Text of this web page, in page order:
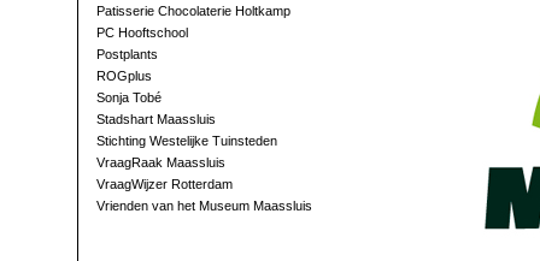
Patisserie Chocolaterie Holtkamp
PC Hooftschool
Postplants
ROGplus
Sonja Tobé
Stadshart Maassluis
Stichting Westelijke Tuinsteden
VraagRaak Maassluis
VraagWijzer Rotterdam
Vrienden van het Museum Maassluis